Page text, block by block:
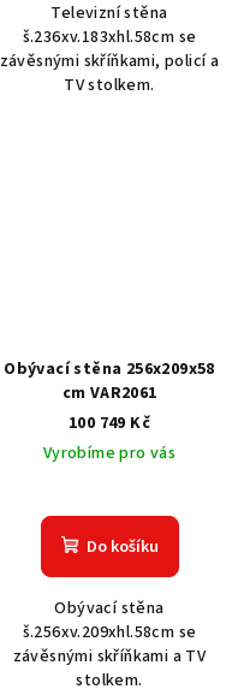
Televizní stěna
š.236xv.183xhl.58cm se
závěsnými skříňkami, policí a
TV stolkem.
Obývací stěna 256x209x58
cm VAR2061
100 749 Kč
Vyrobíme pro vás
Do košíku
Obývací stěna
š.256xv.209xhl.58cm se
závěsnými skříňkami a TV
stolkem.